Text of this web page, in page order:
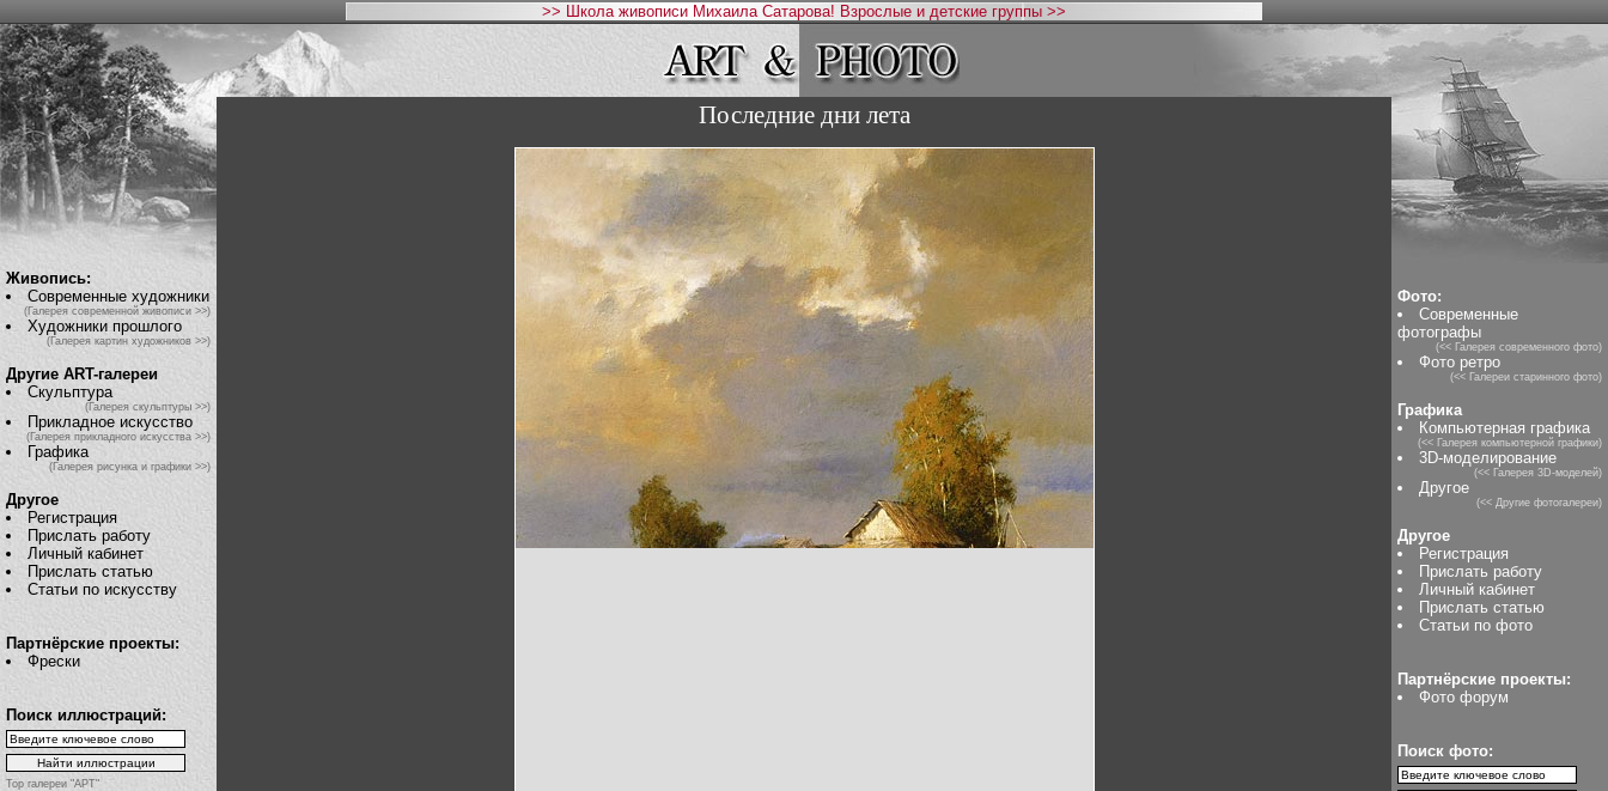
>> Школа живописи Михаила Сатарова! Взрослые и детские группы >>
Живопись:
Современные художники
(Галерея современной живописи >>)
Художники прошлого
(Галерея картин художников >>)
Другие ART-галереи
Скульптура
(Галерея скульптуры >>)
Прикладное искусство
(Галерея прикладного искусства >>)
Графика
(Галерея рисунка и графики >>)
Другое
Регистрация
Прислать работу
Личный кабинет
Прислать статью
Статьи по искусству
Партнёрские проекты:
Фрески
Поиск иллюстраций:
Top галереи "АРТ"
Последние дни лета
Фото:
Современные
фотографы
(<< Галерея современного фото)
Фото ретро
(<< Галереи старинного фото)
Графика
Компьютерная графика
(<< Галерея компьютерной графики)
3D-моделирование
(<< Галерея 3D-моделей)
Другое
(<< Другие фотогалереи)
Другое
Регистрация
Прислать работу
Личный кабинет
Прислать статью
Статьи по фото
Партнёрские проекты:
Фото форум
Поиск фото: